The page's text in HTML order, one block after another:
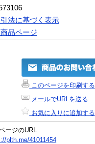
法に基づく表示
品ページ
このページを印刷する
メールでURLを送る
お気に入りに追加する
ージのURL
plth.me/41011454